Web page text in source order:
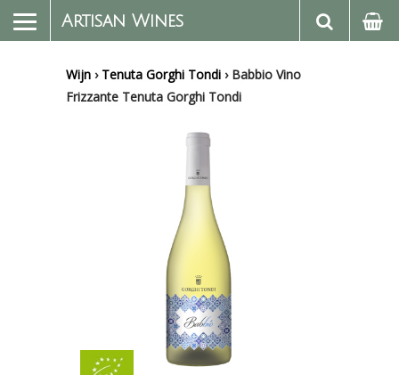
Artisan Wines
Wijn › Tenuta Gorghi Tondi › Babbio Vino
Frizzante Tenuta Gorghi Tondi